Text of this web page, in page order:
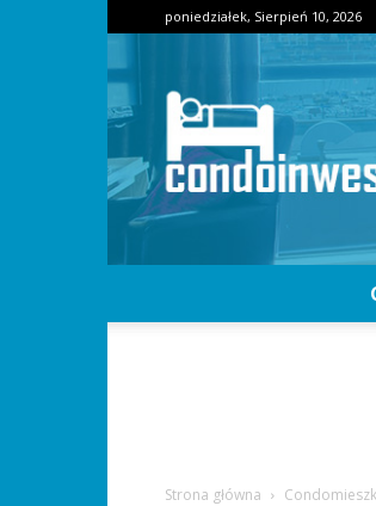
poniedziałek, Sierpień 10, 2026
Strona główna